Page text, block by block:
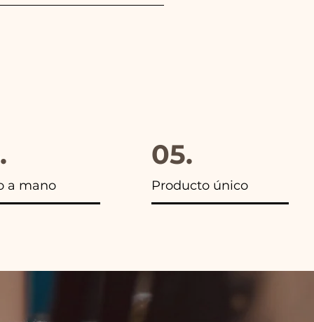
además en todos los
a mano
05.
Producto único